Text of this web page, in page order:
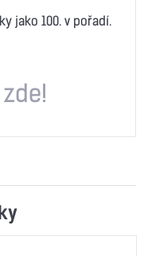
jako 100. v pořadí.